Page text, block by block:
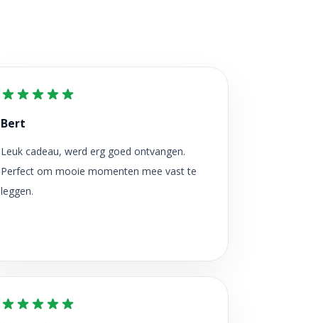
Bert
Leuk cadeau, werd erg goed ontvangen.
Perfect om mooie momenten mee vast te
leggen.